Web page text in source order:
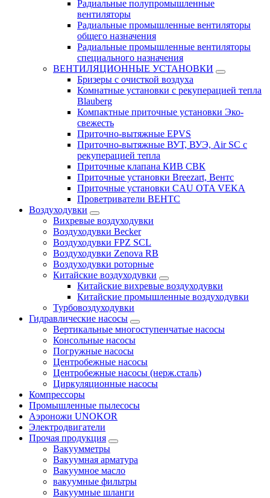
Радиальные полупромышленные
вентиляторы
Радиальные промышленные вентиляторы
общего назначения
Радиальные промышленные вентиляторы
специального назначения
ВЕНТИЛЯЦИОННЫЕ УСТАНОВКИ
Бризеры с очисткой воздуха
Комнатные установки с рекуперацией тепла
Blauberg
Компактные приточные установки Эко-
свежесть
Приточно-вытяжные EPVS
Приточно-вытяжные ВУТ, ВУЭ, Air SC с
рекуперацией тепла
Приточные клапана КИВ СВК
Приточные установки Breezart, Вентс
Приточные установки CAU OTA VEKA
Проветриватели ВЕНТС
Воздуходувки
Вихревые воздуходувки
Воздуходувки Becker
Воздуходувки FPZ SCL
Воздуходувки Zenova RB
Воздуходувки роторные
Китайские воздуходувки
Китайские вихревые воздуходувки
Китайские промышленные воздуходувки
Турбовоздуходувки
Гидравлические насосы
Вертикальные многоступенчатые насосы
Консольные насосы
Погружные насосы
Центробежные насосы
Центробежные насосы (нерж.сталь)
Циркуляционные насосы
Компрессоры
Промышленные пылесосы
Аэроножи UNOKOR
Электродвигатели
Прочая продукция
Вакуумметры
Вакуумная арматура
Вакуумное масло
вакуумные фильтры
Вакуумные шланги